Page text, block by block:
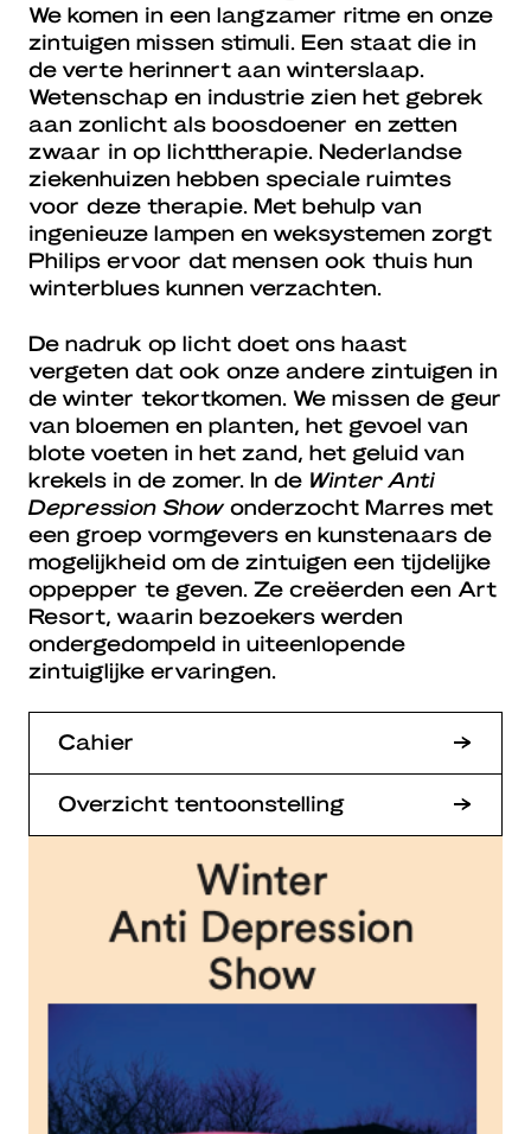
We komen in een langzamer ritme en onze
zintuigen missen stimuli. Een staat die in
de verte herinnert aan winterslaap.
Wetenschap en industrie zien het gebrek
aan zonlicht als boosdoener en zetten
zwaar in op lichttherapie. Nederlandse
ziekenhuizen hebben speciale ruimtes
voor deze therapie. Met behulp van
ingenieuze lampen en weksystemen zorgt
Philips ervoor dat mensen ook thuis hun
winterblues kunnen verzachten.
De nadruk op licht doet ons haast
vergeten dat ook onze andere zintuigen in
de winter tekortkomen. We missen de geur
van bloemen en planten, het gevoel van
blote voeten in het zand, het geluid van
krekels in de zomer. In de Winter Anti
Depression Showonderzocht Marres met
een groep vormgevers en kunstenaars de
mogelijkheid om de zintuigen een tijdelijke
oppepper te geven. Ze creëerden een Art
Resort, waarin bezoekers werden
ondergedompeld in uiteenlopende
zintuiglijke ervaringen.
Cahier
Overzicht tentoonstelling